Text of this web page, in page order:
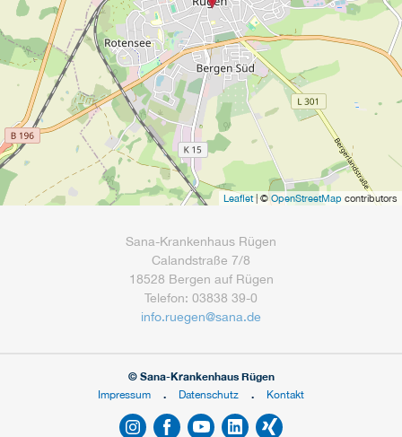
Leaflet| © OpenStreetMap contributors
Sana-Krankenhaus Rügen
Calandstraße 7/8
18528 Bergen auf Rügen
Telefon: 03838 39-0
info.ruegen@sana.de
© Sana-Krankenhaus Rügen
Impressum
Datenschutz Kontakt